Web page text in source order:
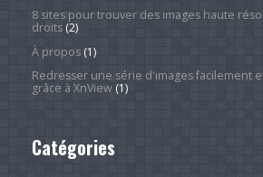
8 sites pour trouver des images haute
droits(2)
À propos(1)
Redresser une série d'images facilement
grâce à XnView(1)
Catégories